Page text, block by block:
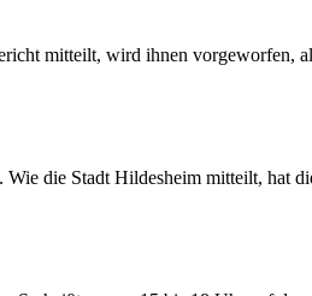
mitteilt, wird ihnen vorgeworfen,
die Stadt Hildesheim mitteilt, hat